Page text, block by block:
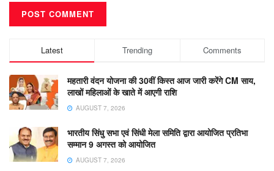
Latest Trending Comments
महतारी वंदन योजना की 30वीं किस्त आज जारी करेंगे CM साय,
लाखों महिलाओं के खाते में आएगी राशि
AUGUST 7, 2026
भारतीय सिंधु सभा एवं सिंधी मेला समिति द्वारा आयोजित प्रतिभा
सम्मान 9 अगस्त को आयोजित
AUGUST 7, 2026